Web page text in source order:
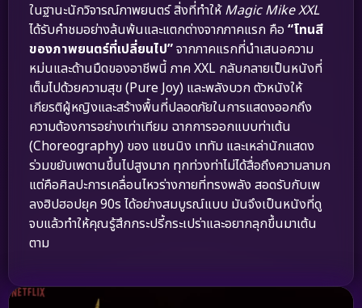
ในฐานะนักวิจารณ์ภาพยนตร์ สิ่งที่ทำให้Magic Mike XXL
ได้รับคำชมอย่างล้นพ้นและแตกต่างจากภาคแรก คือ “โทนสี
ของภาพยนตร์ที่เปลี่ยนไป”จากภาคแรกที่นำเสนอความ
หม่นและด้านมืดของอาชีพนี้ ภาค XXL กลับกลายเป็นหนังที่
เต็มไปด้วยความสุข (Pure Joy) และพลังบวก ตัวหนังให้
เกียรติผู้หญิงและสร้างพื้นที่ปลอดภัยในการแสดงออกถึง
ความต้องการอย่างเท่าเทียม ฉากการออกแบบท่าเต้น
(Choreography) ของ แชนนิง เททัม และเหล่านักแสดง
ร่วมขยับเพดานขึ้นไปสูงมาก ทุกท่วงท่าไม่ได้สื่อถึงความลามก
แต่คือศิลปะการเคลื่อนไหวร่างกายที่ทรงพลัง สอดรับกับเพ
ลงฮิปฮอปยุค 90s ได้อย่างสมบูรณ์แบบ มันจึงเป็นหนังที่ดู
จบแล้วทำให้คุณรู้สึกกระปรี้กระเปร่าและอยากลุกขึ้นมาเต้น
ตาม